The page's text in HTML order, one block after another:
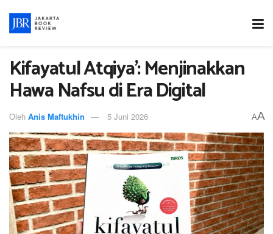
Kifayatul Atqiya’: Menjinakkan
Hawa Nafsu di Era Digital
Oleh Anis Maftukhin 5 Juni 2026 AA